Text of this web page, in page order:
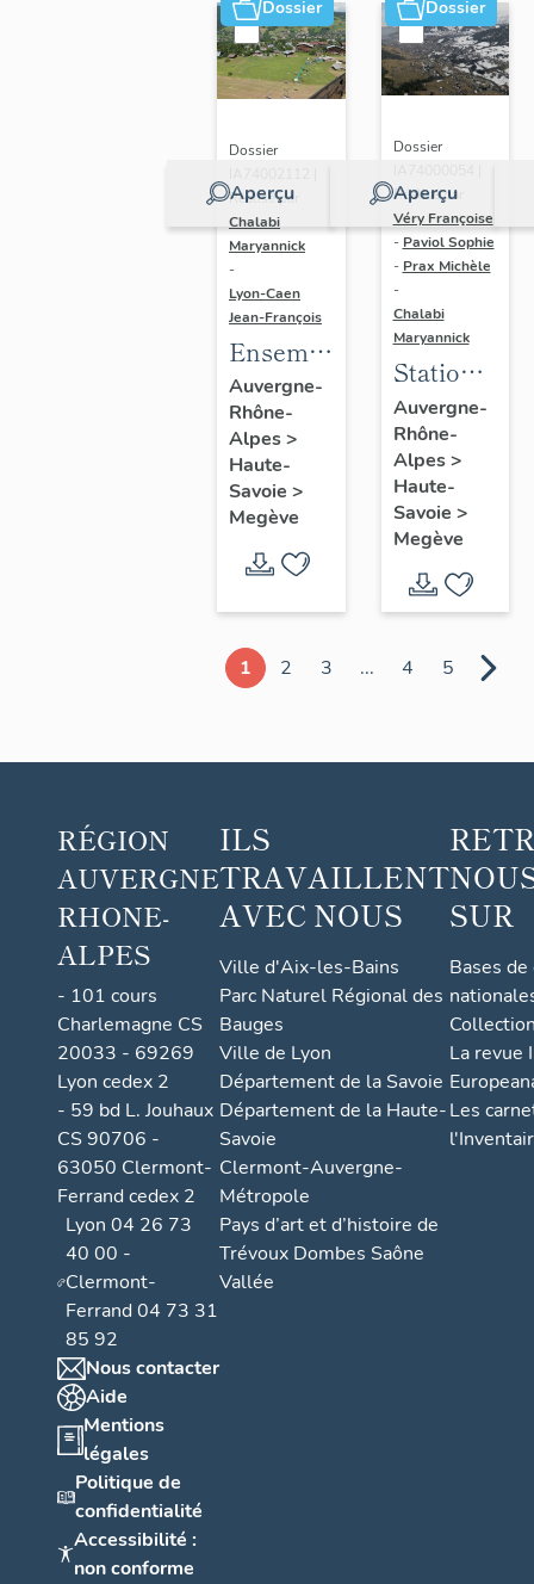
manger,
chaise,
cheminée,
lit,
bureau
Dossier
Aperçu
Dossier
Réalisé par
Chalabi
Maryannick
-
Lyon-Caen
Jean-François
Ensemble
du génie
civil :
téléférique,
télécabine,
remonte-
pente
Auvergne-
Rhône-
Alpes>
Haute-
Savoie >
Megève
Dossier
Aperçu
Dossier
Réalisé par
Véry Françoise
- Paviol Sophie
- Prax Michèle
-
Chalabi
Maryannick
Station
de
sports
d'hiver
Auvergne-
Rhône-
Alpes>
Haute-
Savoie >
Megève
1 2 3 ... 4 5
RÉGION
AUVERGNE
RHONE-
ALPES
- 101 cours
Charlemagne CS
20033 - 69269
Lyon cedex 2
- 59 bd L. Jouhaux
CS 90706 -
63050 Clermont-
Ferrand cedex 2
Lyon 04 26 73
40 00 -
Clermont-
Ferrand 04 73 31
85 92
Nous contacter
Aide
Mentions
légales
Politique de
confidentialité
Accessibilité :
non conforme
ILS
TRAVAILLENT
AVEC NOUS
Ville d'Aix-les-Bains
Parc Naturel Régional des
Bauges
Ville de Lyon
Département de la Savoie
Département de la Haute-
Savoie
Clermont-Auvergne-
Métropole
Pays d’art et d’histoire de
Trévoux Dombes Saône
Vallée
SUR
Bases
La revue
Les